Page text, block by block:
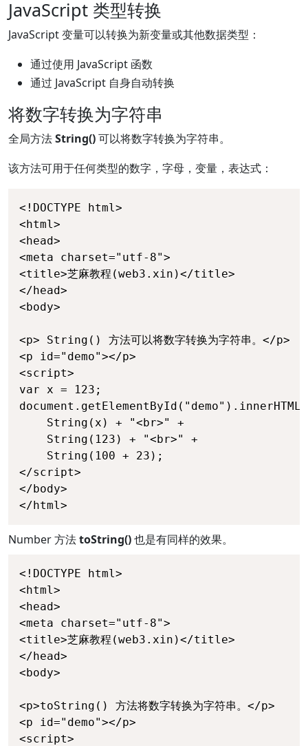
JavaScript 类型转换
JavaScript 变量可以转换为新变量或其他数据类型：
通过使用 JavaScript 函数
通过 JavaScript 自身自动转换
将数字转换为字符串
全局方法String()可以将数字转换为字符串。
该方法可用于任何类型的数字，字母，变量，表达式：
<!DOCTYPE html>
<html>
<head>
<meta charset="utf-8">
<title>芝麻教程(web3.xin)</title>
</head>
<body>
<p> String() 方法可以将数字转换为字符串。</p>
<p id="demo"></p>
<script>
var x = 123;
document.getElementById("demo").innerHTML
    String(x) + "<br>" +
    String(123) + "<br>" +
    String(100 + 23);
</script>
</body>
</html>
Number 方法toString()也是有同样的效果。
<!DOCTYPE html>
<html>
<head>
<meta charset="utf-8">
<title>芝麻教程(web3.xin)</title>
</head>
<body>
<p>toString() 方法将数字转换为字符串。</p>
<p id="demo"></p>
<script>